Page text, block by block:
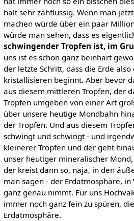
halt sehr zähflüssig. Wenn man
machen würde über ein paar
würde man sehen, dass es
schwingender Tropfen ist, im
uns ist es schon ganz beinhart
der letzte Schritt, dass die Erde also
kristallisieren beginnt. Aber bevor
aus diesem mittleren Tropfen, der
Tropfen umgeben von einer Art
über unsere heutige Mondbahn
der Tropfen. Und aus diesem
schwingt und schwingt - und
kleinerer Tropfen und der geht
unser heutiger mineralischer
der kreist dann so, naja, in den
man sagen - der Erdatmosphäre,
ganz genau nimmt. Für uns
immer noch ganz fein zu spüren,
Erdatmosphäre.